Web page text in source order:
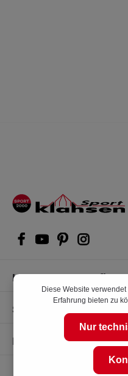
Kompetente
Shop Service
Informationen
Diese Website
Erfahrung bieten zu
Nur